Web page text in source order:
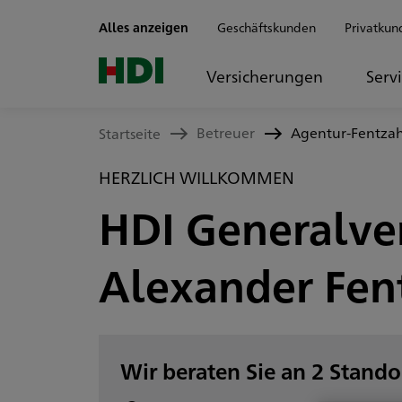
Alles anzeigen Geschäftskunden
Versicherungen
Startseite Betreuer Agentur-
HERZLICH WILLKOMMEN
HDI
Alexander
Wir beraten Sie an 2